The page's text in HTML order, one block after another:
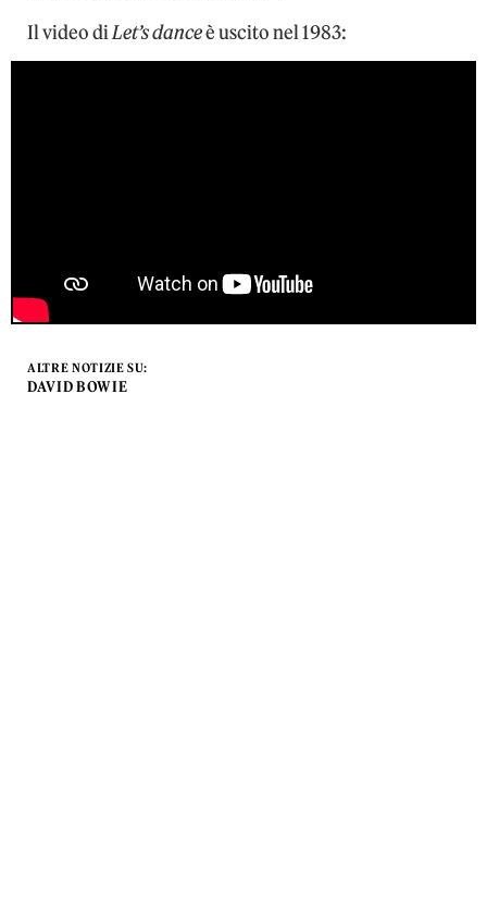
Il video diLet’s danceè uscito nel 1983:
ALTRE NOTIZIE SU:
DAVID BOWIE